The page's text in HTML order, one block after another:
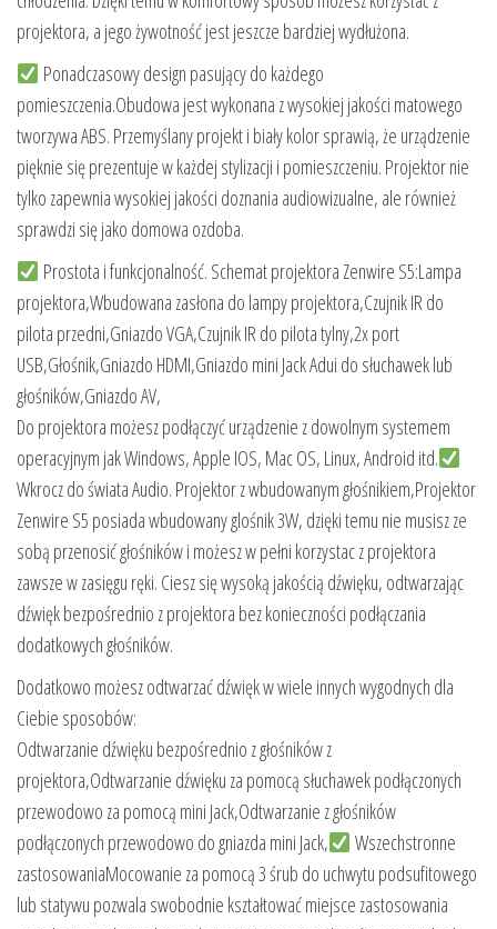
projektora, a jego żywotność jest jeszcze bardziej wydłużona.
Ponadczasowy design pasujący do każdego
pomieszczenia.Obudowa jest wykonana z wysokiej jakości matowego
tworzywa ABS. Przemyślany projekt i biały kolor sprawią, że urządzenie
pięknie się prezentuje w każdej stylizacji i pomieszczeniu. Projektor nie
tylko zapewnia wysokiej jakości doznania audiowizualne, ale również
sprawdzi się jako domowa ozdoba.
Prostota i funkcjonalność. Schemat projektora Zenwire S5:Lampa
projektora,Wbudowana zasłona do lampy projektora,Czujnik IR do
pilota przedni,Gniazdo VGA,Czujnik IR do pilota tylny,2x port
USB,Głośnik,Gniazdo HDMI,Gniazdo mini Jack Adui do słuchawek lub
głośników,Gniazdo AV,
Do projektora możesz podłączyć urządzenie z dowolnym systemem
operacyjnym jak Windows, Apple IOS, Mac OS, Linux, Android itd.
Wkrocz do świata Audio. Projektor z wbudowanym głośnikiem,Projektor
Zenwire S5 posiada wbudowany glośnik 3W, dzięki temu nie musisz ze
sobą przenosić głośników i możesz w pełni korzystac z projektora
zawsze w zasięgu ręki. Ciesz się wysoką jakością dźwięku, odtwarzając
dźwięk bezpośrednio z projektora bez konieczności podłączania
dodatkowych głośników.
Dodatkowo możesz odtwarzać dźwięk w wiele innych wygodnych dla
Ciebie sposobów:
Odtwarzanie dźwięku bezpośrednio z głośników z
projektora,Odtwarzanie dźwięku za pomocą słuchawek podłączonych
przewodowo za pomocą mini Jack,Odtwarzanie z głośników
podłączonych przewodowo do gniazda mini Jack,
Wszechstronne
zastosowaniaMocowanie za pomocą 3 śrub do uchwytu podsufitowego
lub statywu pozwala swobodnie kształtować miejsce zastosowania